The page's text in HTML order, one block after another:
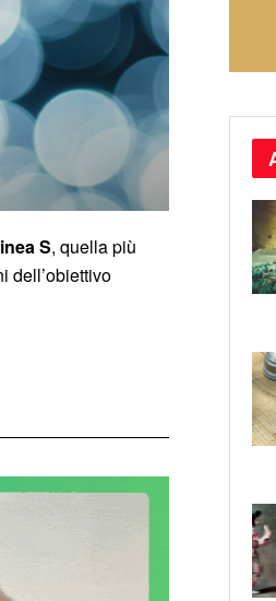
S, quella più
dell’obiettivo